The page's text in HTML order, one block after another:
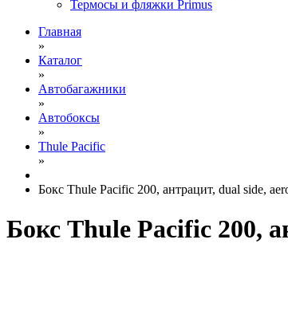
Термосы и фляжки Primus
Главная
»
Каталог
»
Автобагажники
»
Автобоксы
»
Thule Pacific
»
Бокс Thule Pacific 200, антрацит, dual side,
Бокс Thule Pacific 200,